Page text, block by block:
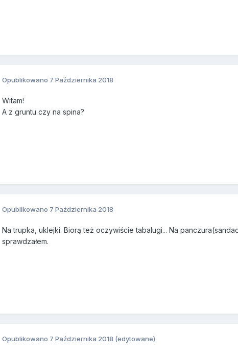
Opublikowano 7 Października 2018
Witam!
A z gruntu czy na spina?
Opublikowano 7 Października 2018
Na trupka, uklejki. Biorą też oczywiście tabalugi... Na
sprawdzałem.
Opublikowano 7 Października 2018 (edytowane)